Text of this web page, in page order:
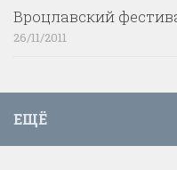
Вроцлавский
26/11/2011
ЕЩЁ